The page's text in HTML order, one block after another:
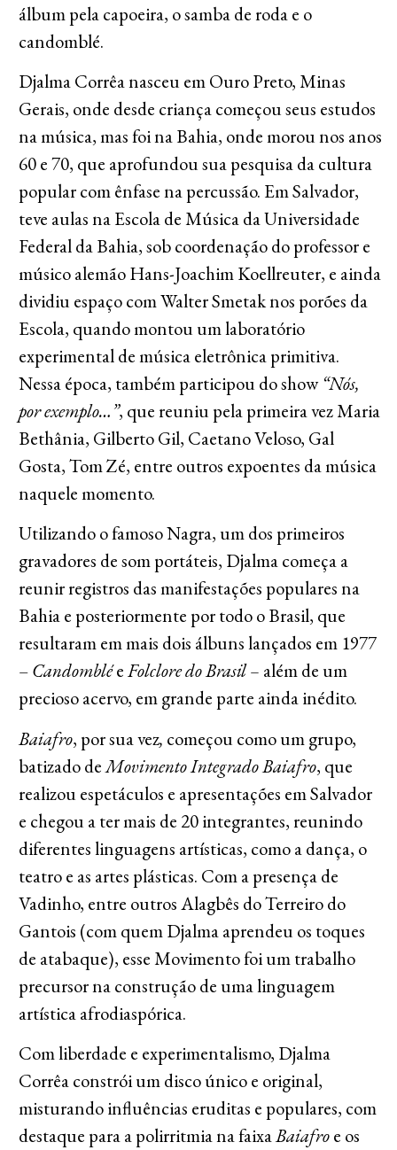
álbum pela capoeira, o samba de roda e o
candomblé.
Djalma Corrêa nasceu em Ouro Preto, Minas
Gerais, onde desde criança começou seus estudos
na música, mas foi na Bahia, onde morou nos anos
60 e 70, que aprofundou sua pesquisa da cultura
popular com ênfase na percussão. Em Salvador,
teve aulas na Escola de Música da Universidade
Federal da Bahia, sob coordenação do professor e
músico alemão Hans-Joachim Koellreuter, e ainda
dividiu espaço com Walter Smetak nos porões da
Escola, quando montou um laboratório
experimental de música eletrônica primitiva.
Nessa época, também participou do show “Nós,
por exemplo…”, que reuniu pela primeira vez Maria
Bethânia, Gilberto Gil, Caetano Veloso, Gal
Gosta, Tom Zé, entre outros expoentes da música
naquele momento.
Utilizando o famoso Nagra, um dos primeiros
gravadores de som portáteis, Djalma começa a
reunir registros das manifestações populares na
Bahia e posteriormente por todo o Brasil, que
resultaram em mais dois álbuns lançados em 1977
–CandombléeFolclore do Brasil – além de um
precioso acervo, em grande parte ainda inédito.
Baiafro, por sua vez, começou como um grupo,
batizado deMovimento Integrado Baiafro, que
realizou espetáculos e apresentações em Salvador
e chegou a ter mais de 20 integrantes, reunindo
diferentes linguagens artísticas, como a dança, o
teatro e as artes plásticas. Com a presença de
Vadinho, entre outros Alagbês do Terreiro do
Gantois (com quem Djalma aprendeu os toques
de atabaque), esse Movimento foi um trabalho
precursor na construção de uma linguagem
artística afrodiaspórica.
Com liberdade e experimentalismo, Djalma
Corrêa constrói um disco único e original,
misturando influências eruditas e populares, com
destaque para a polirritmia na faixaBaiafroe os